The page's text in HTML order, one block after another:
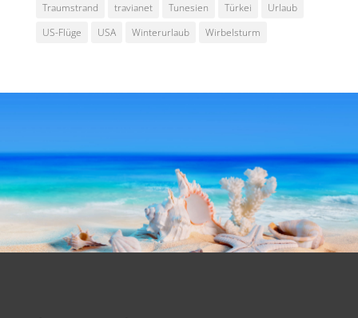
Traumstrand
travianet Tunesien Türkei
Urlaub
US-Flüge
USA Winterurlaub Wirbelsturm